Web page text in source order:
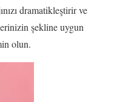
dramatikleştirir ve
şekline uygun
olun.